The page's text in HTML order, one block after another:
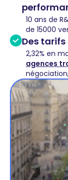
10 ans de
de 15000
Des
2,32% en
agences